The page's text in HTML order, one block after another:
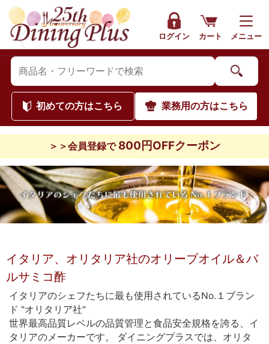
ログイン カート メニュー
初めての方はこちら 業務用の方はこちら
＞＞会員登録で 800円OFFクーポン
イタリア、オリタリア社のオリーブオイル＆バ
ルサミコ酢
イタリアのシェフたちに最も使用されているNo.１ブラン
ド "オリタリア社"
世界最高品質レベルの品質管理と食品安全規格を誇る、イ
タリアのメーカーです。 ダイニングプラスでは、オリタ